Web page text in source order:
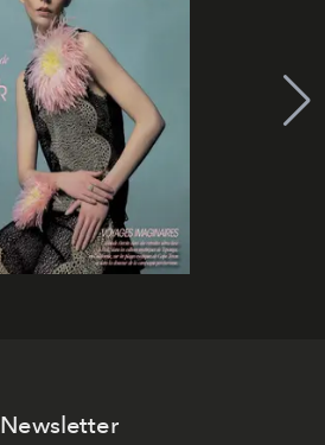
Newsletter